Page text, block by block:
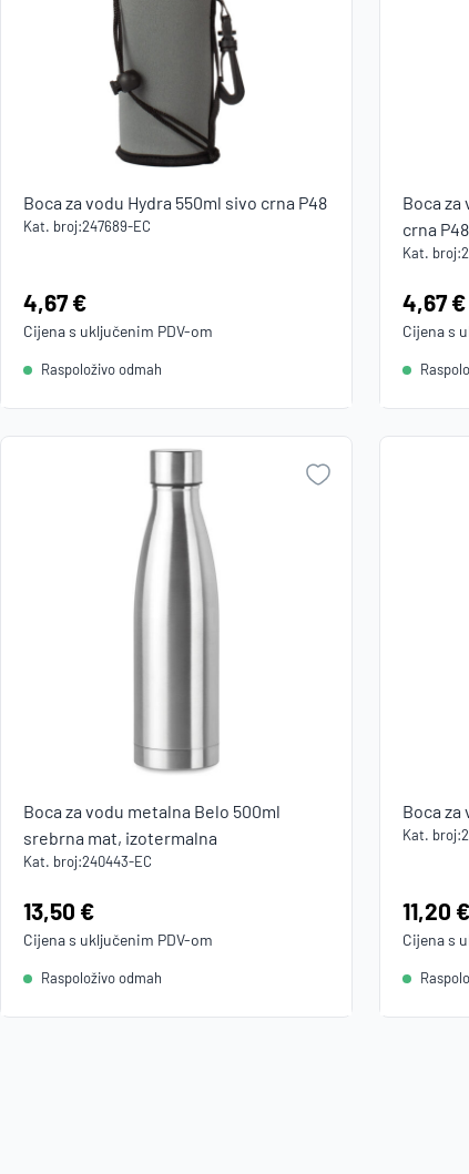
Boca za vodu Hydra 550ml sivo crna P48
Kat. broj:247689-EC
Cijena:
4,67 €
Cijena s uključenim PDV-om
Raspoloživo odmah
Boca za
crna P48
Kat. broj:
Cijena:
4,67 €
Cijena s
Boca za vodu metalna Belo 500ml
srebrna mat, izotermalna
Kat. broj:240443-EC
Cijena:
13,50 €
Cijena s uključenim PDV-om
Raspoloživo odmah
Boca za
Kat. broj:
Cijena:
11,20 €
Cijena s